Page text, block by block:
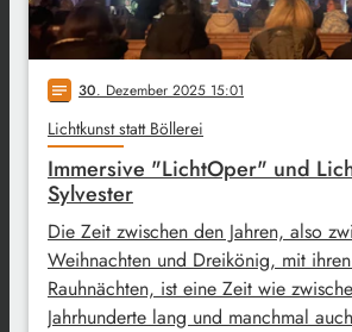
notes 30. Dezember 2025 15:01
Lichtkunst statt Böllerei
Immersive "LichtOper" und
Sylvester
Die Zeit zwischen den Jahren, also
Weihnachten und Dreikönig, mit
Rauhnächten, ist eine Zeit wie
Jahrhunderte lang und manchmal